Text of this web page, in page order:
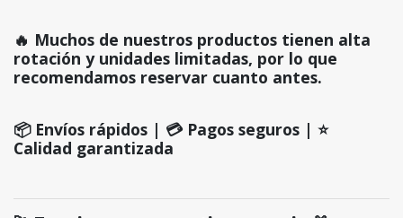
🔥 Muchos de nuestros productos tienen alta
rotación y unidades limitadas, por lo que
recomendamos reservar cuanto antes.
📦 Envíos rápidos | 💳 Pagos seguros | ⭐
Calidad garantizada